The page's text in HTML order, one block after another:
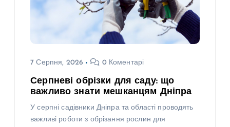
7 Серпня, 2026 0 Коментарі
Серпневі обрізки для саду: що
важливо знати мешканцям Дніпра
У серпні садівники Дніпра та області проводять
важливі роботи з обрізання рослин для